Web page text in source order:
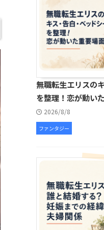
無職転生エリスの
を整理！恋が動い
2026/8/8
ファンタジー